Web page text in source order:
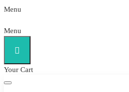
Menu
Menu
Your Cart